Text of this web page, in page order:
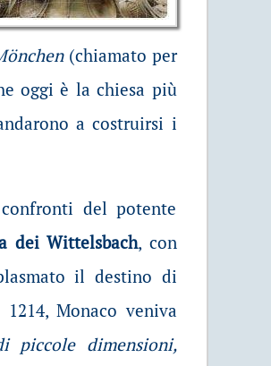
(chiamato per
oggi è la chiesa più
a costruirsi i
del potente
dei Wittelsbach, con
il destino di
Monaco veniva
piccole dimensioni,